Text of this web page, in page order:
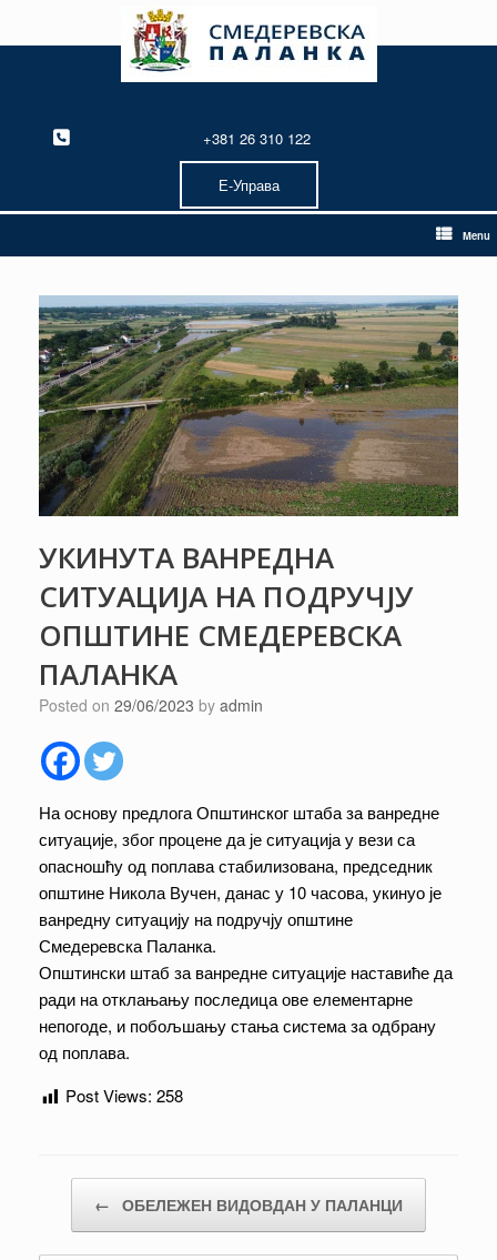
content
+381 26 310 122
Е-Управа
Menu
УКИНУТА ВАНРЕДНА
СИТУАЦИЈА НА ПОДРУЧЈУ
ОПШТИНЕ СМЕДЕРЕВСКА
ПАЛАНКА
Posted on 29/06/2023 by admin
На основу предлога Општинског штаба за ванредне
ситуације, због процене да је ситуација у вези са
опасношћу од поплава стабилизована, председник
општине Никола Вучен, данас у 10 часова, укинуо је
ванредну ситуацију на подручју општине
Смедеревска Паланка.
Општински штаб за ванредне ситуације наставиће да
ради на отклањању последица ове елементарне
непогоде, и побољшању стања система за одбрану
од поплава.
Post Views: 258
← ОБЕЛЕЖЕН ВИДОВДАН У ПАЛАНЦИ